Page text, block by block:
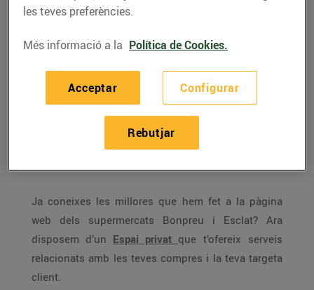
Descobreix l'Espai
privat del web de
Bonpreu i Esclat
Ja coneixes les millores que hem fet a la pàgina
web dels supermercats Bonpreu i Esclat? Ara
disposem d’un Espai privat que t’ofereix serveis
relacionats amb les teves compres i la teva targeta
client.
les teves preferències.
Més informació a la Política de Cookies.
Configurar
Rebutjar
Acceptar